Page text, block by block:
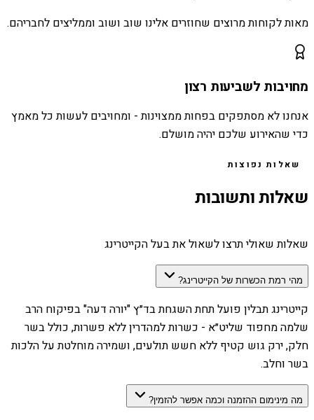
מאות לקוחות מרוצים שחוזרים אלינו שוב ושוב וממליצים לחבריהם.
מחויבות לשביעות רצון
אנחנו לא מסתפקים בפחות ממצוינות - ומחויבים לעשות כל מאמץ
כדי שהאירוע שלכם יהיה מושלם.
שאלות נפוצות
שאלות ותשובות
שאלות שאולי תרצו לשאול את בעל הקייטרינג
מהי רמת הכשרות של הקייטרינג?
קייטרינג תבלין פועל תחת השגחת בד״ץ "יורה דעה" בפיקוח הרב
שלמה מחפוד שליט״א - כשרות למהדרין ללא פשרות, כולל בשר
חלק, ירק גוש קטיף ללא חשש תולעים, ושמירה מוחלטת על הלכות
בשר וחלב.
מה מינימום ההזמנה וכמה אפשר להזמין?